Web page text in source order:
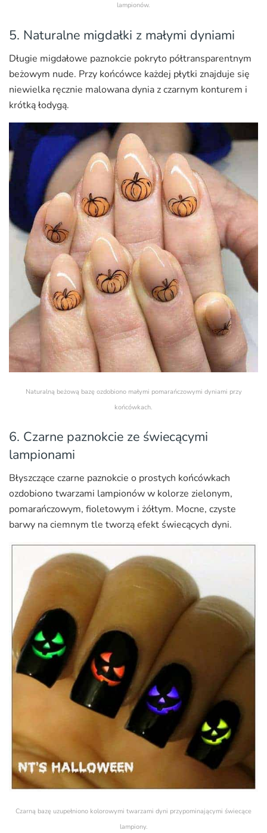
lampionów.
5. Naturalne migdałki z małymi dyniami
Długie migdałowe paznokcie pokryto półtransparentnym
beżowym nude. Przy końcówce każdej płytki znajduje się
niewielka ręcznie malowana dynia z czarnym konturem i
krótką łodygą.
Naturalną beżową bazę ozdobiono małymi pomarańczowymi dyniami przy
końcówkach.
6. Czarne paznokcie ze świecącymi
lampionami
Błyszczące czarne paznokcie o prostych końcówkach
ozdobiono twarzami lampionów w kolorze zielonym,
pomarańczowym, fioletowym i żółtym. Mocne, czyste
barwy na ciemnym tle tworzą efekt świecących dyni.
Czarną bazę uzupełniono kolorowymi twarzami dyni przypominającymi świecące
lampiony.